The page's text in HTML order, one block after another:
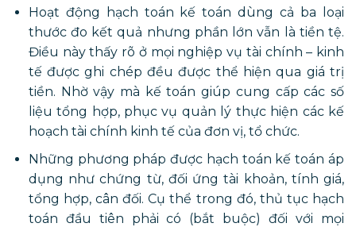
Hoạt động hạch toán kế toán dùng cả ba loại
thước đo kết quả nhưng phần lớn vẫn là tiền tệ.
Điều này thấy rõ ở mọi nghiệp vụ tài chính – kinh
tế được ghi chép đều được thể hiện qua giá trị
tiền. Nhờ vậy mà kế toán giúp cung cấp các số
liệu tổng hợp, phục vụ quản lý thực hiện các kế
hoạch tài chính kinh tế của đơn vị, tổ chức.
Những phương pháp được hạch toán kế toán áp
dụng như chứng từ, đối ứng tài khoản, tính giá,
tổng hợp, cân đối. Cụ thể trong đó, thủ tục hạch
toán đầu tiên phải có (bắt buộc) đối với mọi